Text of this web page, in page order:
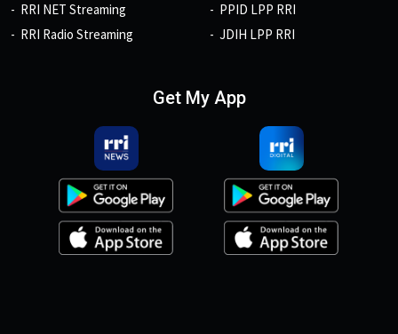
RRI NET Streaming
RRI Radio Streaming
PPID LPP RRI
JDIH LPP RRI
Get My App